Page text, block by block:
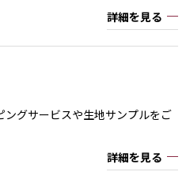
詳細を見る
グサービスや生地サンプルをご
詳細を見る